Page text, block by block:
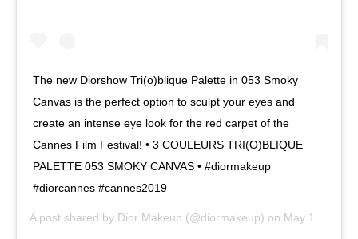
The new Diorshow Tri(o)blique Palette in 053 Smoky
Canvas is the perfect option to sculpt your eyes and
create an intense eye look for the red carpet of the
Cannes Film Festival! • 3 COULEURS TRI(O)BLIQUE
PALETTE 053 SMOKY CANVAS • #diormakeup
#diorcannes #cannes2019
A post shared by Dior Makeup (@diormakeup) on May 18, 2019 at 12:31pm PDT